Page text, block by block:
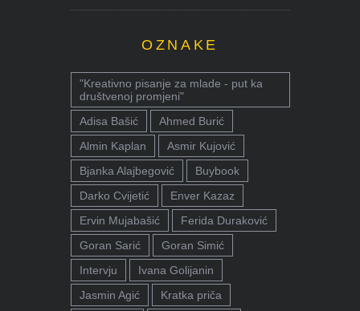
OZNAKE
"Kreativno pisanje za mlade - put ka
društvenoj promjeni"
Adisa Bašić
Ahmed Burić
Almin Kaplan
Asmir Kujović
Bjanka Alajbegović
Buybook
Darko Cvijetić
Enver Kazaz
Ervin Mujabašić
Ferida Duraković
Goran Sarić
Goran Simić
Intervju
Ivana Golijanin
Jasmin Agić
Kratka priča